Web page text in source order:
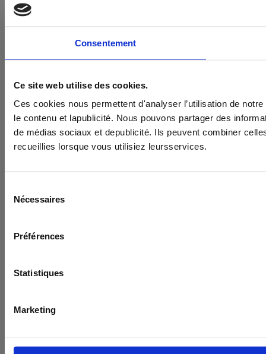
Consentement
Ce site web utilise des cookies.
Ces cookies nous permettent d'analyser l’utilisation de
le contenu et lapublicité. Nous pouvons partager des
de médias sociaux et depublicité. Ils peuvent combiner
recueillies lorsque vous utilisiez leursservices.
Nécessaires
Préférences
Statistiques
Marketing